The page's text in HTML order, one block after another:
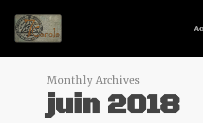
Monthly Archives
juin 2018